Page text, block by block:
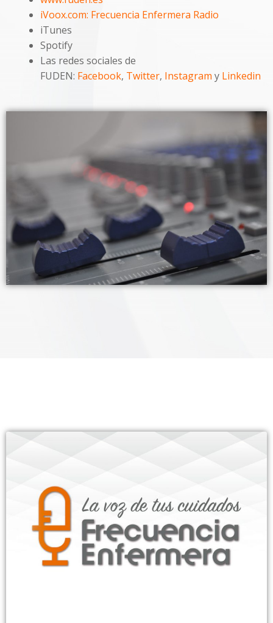
iVoox.com: Frecuencia Enfermera Radio
iTunes
Spotify
Las redes sociales de
FUDEN: Facebook, Twitter, Instagram y Linkedin